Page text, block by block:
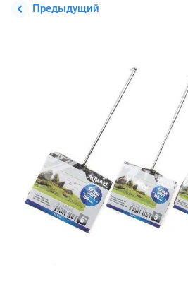
Предыдущий